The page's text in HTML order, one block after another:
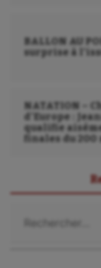
BALLON AU
surprise à
NATATION –
d’Europe :
qualifie
finales du 200